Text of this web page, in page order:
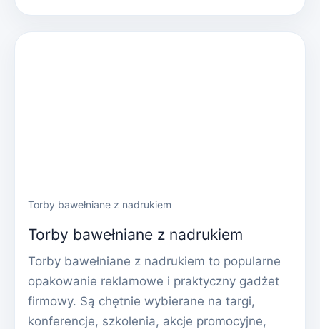
Torby bawełniane z nadrukiem
Torby bawełniane z nadrukiem
Torby bawełniane z nadrukiem to popularne
opakowanie reklamowe i praktyczny gadżet
firmowy. Są chętnie wybierane na targi,
konferencje, szkolenia, akcje promocyjne,